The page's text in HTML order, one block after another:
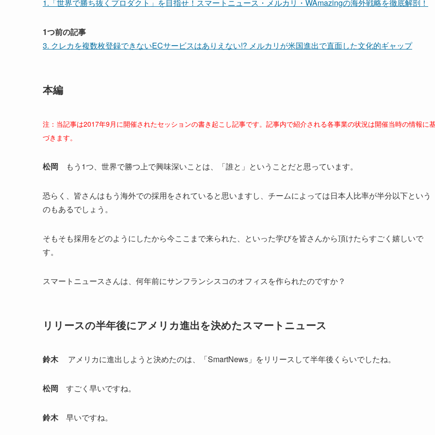
1.「世界で勝ち抜くプロダクト」を目指せ！スマートニュース・メルカリ・WAmazingの海外戦略を徹底解剖！
1つ前の記事
3. クレカを複数枚登録できないECサービスはありえない!? メルカリが米国進出で直面した文化的ギャップ
本編
注：当記事は2017年9月に開催されたセッションの書き起こし記事です。記事内で紹介される各事業の状況は開催当時の情報に
づきます。
松岡 もう1つ、世界で勝つ上で興味深いことは、「誰と」ということだと思っています。
恐らく、皆さんはもう海外での採用をされていると思いますし、チームによっては日本人比率が半分以下という
のもあるでしょう。
そもそも採用をどのようにしたから今ここまで来られた、といった学びを皆さんから頂けたらすごく嬉しいで
す。
スマートニュースさんは、何年前にサンフランシスコのオフィスを作られたのですか？
リリースの半年後にアメリカ進出を決めたスマートニュース
鈴木アメリカに進出しようと決めたのは、「SmartNews」をリリースして半年後くらいでしたね。
松岡 すごく早いですね。
鈴木早いですね。